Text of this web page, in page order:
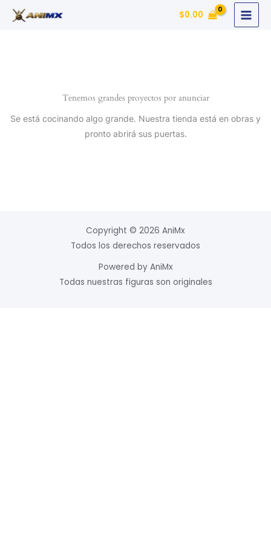
$0.00
Tenemos grandes proyectos por anunciar
Se está cocinando algo grande. Nuestra tienda está en obras y
pronto abrirá sus puertas.
Copyright © 2026 AniMx
Todos los derechos reservados
Powered by AniMx
Todas nuestras figuras son originales